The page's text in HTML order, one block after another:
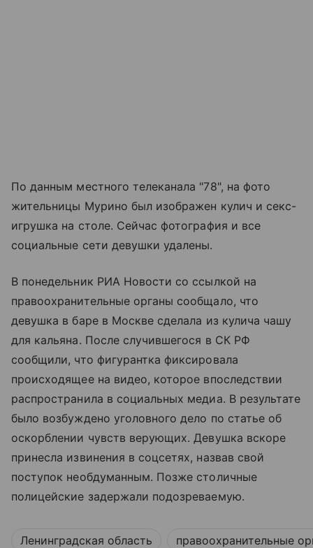
По данным местного телеканала "78", на фото
жительницы Мурино был изображен кулич и секс-
игрушка на столе. Сейчас фотография и все
социальные сети девушки удалены.
В понедельник РИА Новости со ссылкой на
правоохранительные органы сообщало, что
девушка в баре в Москве сделала из кулича чашу
для кальяна. После случившегося в СК РФ
сообщили, что фигурантка фиксировала
происходящее на видео, которое впоследствии
распространила в социальных медиа. В результате
было возбуждено уголовного дело по статье об
оскорблении чувств верующих. Девушка вскоре
принесла извинения в соцсетях, назвав свой
поступок необдуманным. Позже столичные
полицейские задержали подозреваемую.
Ленинградская область правоохранительные